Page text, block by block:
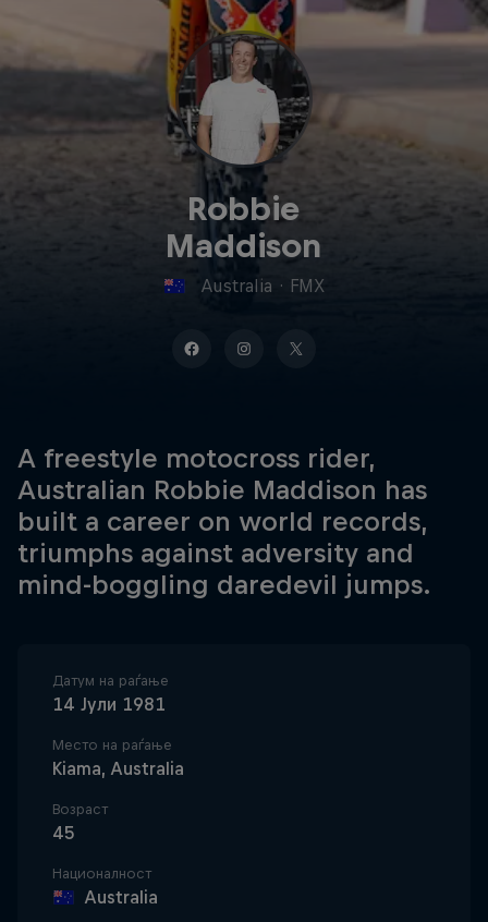
Robbie
Maddison
Australia · FMX
A freestyle motocross rider,
Australian Robbie Maddison has
built a career on world records,
triumphs against adversity and
mind-boggling daredevil jumps.
Датум на раѓање
14 Јули 1981
Место на раѓање
Kiama, Australia
Возраст
45
Националност
Australia